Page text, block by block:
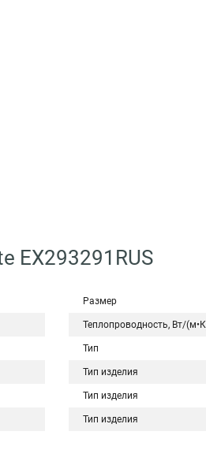
EX293291RUS
Размер
Теплопроводность, Вт/
Тип
Тип изделия
Тип изделия
Тип изделия